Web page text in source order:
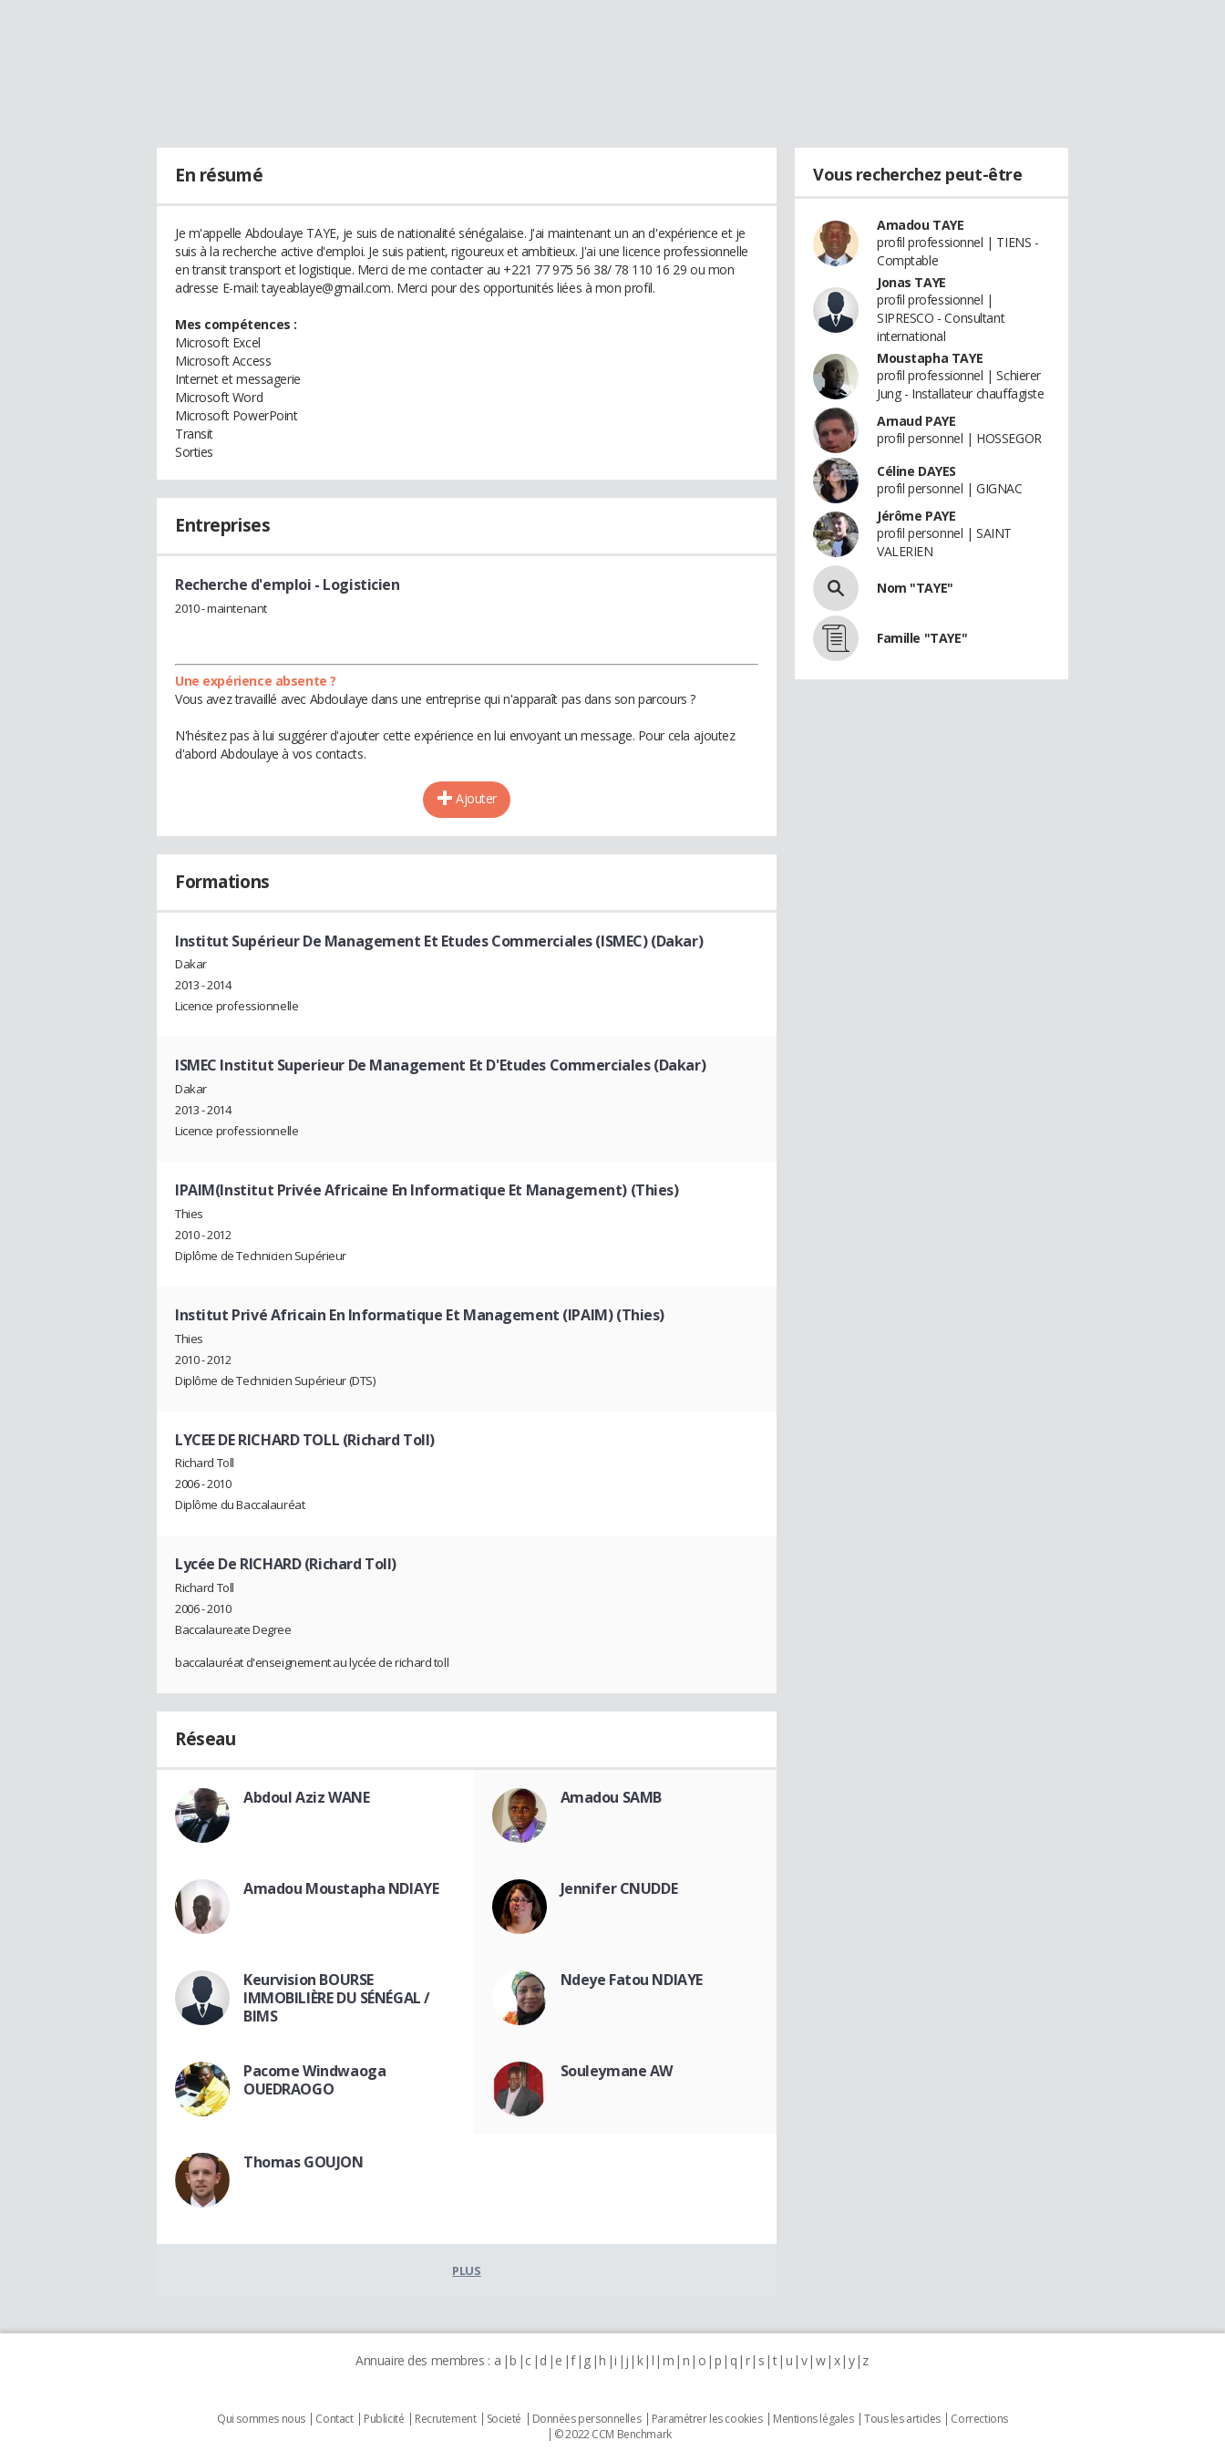
En résumé
Je m'appelle Abdoulaye TAYE, je suis de nationalité sénégalaise. J'ai maintenant un an d'expérience et je
suis à la recherche active d'emploi. Je suis patient, rigoureux et ambitieux. J'ai une licence professionnelle
en transit transport et logistique. Merci de me contacter au +221 77 975 56 38/ 78 110 16 29 ou mon
adresse E-mail: tayeablaye@gmail.com. Merci pour des opportunités liées à mon profil.
Mes compétences :
Microsoft Excel
Microsoft Access
Internet et messagerie
Microsoft Word
Microsoft PowerPoint
Transit
Sorties
Entreprises
Recherche d'emploi - Logisticien
2010 - maintenant
Une expérience absente ?
Vous avez travaillé avec Abdoulaye dans une entreprise qui n'apparaît pas dans son parcours ?
N'hésitez pas à lui suggérer d'ajouter cette expérience en lui envoyant un message. Pour cela ajoutez
d'abord Abdoulaye à vos contacts.
Ajouter
Formations
Institut Supérieur De Management Et Etudes Commerciales (ISMEC) (Dakar)
Dakar
2013 - 2014
Licence professionnelle
ISMEC Institut Superieur De Management Et D'Etudes Commerciales (Dakar)
Dakar
2013 - 2014
Licence professionnelle
IPAIM(Institut Privée Africaine En Informatique Et Management) (Thies)
Thies
2010 - 2012
Diplôme de Technicien Supérieur
Institut Privé Africain En Informatique Et Management (IPAIM) (Thies)
Thies
2010 - 2012
Diplôme de Technicien Supérieur (DTS)
LYCEE DE RICHARD TOLL (Richard Toll)
Richard Toll
2006 - 2010
Diplôme du Baccalauréat
Lycée De RICHARD (Richard Toll)
Richard Toll
2006 - 2010
Baccalaureate Degree
baccalauréat d'enseignement au lycée de richard toll
Réseau
Abdoul Aziz WANE Amadou SAMB
Amadou Moustapha NDIAYE Jennifer CNUDDE
Keurvision BOURSE
IMMOBILIÈRE DU SÉNÉGAL /
BIMS
Ndeye Fatou NDIAYE
Pacome Windwaoga
OUEDRAOGO
Souleymane AW
Thomas GOUJON
PLUS
Vous recherchez peut-être
Amadou TAYE
profil professionnel | TIENS -
Comptable
Jonas TAYE
profil professionnel |
SIPRESCO - Consultant
international
Moustapha TAYE
profil professionnel | Schierer
Jung - Installateur chauffagiste
Arnaud PAYE
profil personnel | HOSSEGOR
Céline DAYES
profil personnel | GIGNAC
Jérôme PAYE
profil personnel | SAINT
VALERIEN
Nom "TAYE"
Famille "TAYE"
Annuaire des membres : a b c d e f g h i j k l m n o p q r s t u v w x y z
Qui sommes nous Contact Publicité Recrutement Societé Données personnelles Paramétrer les cookies Mentions légales Tous les articles
Corrections
© 2022 CCM Benchmark